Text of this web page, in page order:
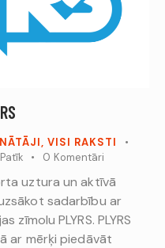
, VISI RAKSTI
Patīk 0 Komentāri
uztura un aktīvā
sadarbību ar
PLYRS. PLYRS
ar mērķi piedāvāt